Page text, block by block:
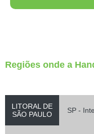
Regiões onde a
LITORAL DE
SÃO PAULO
SP -